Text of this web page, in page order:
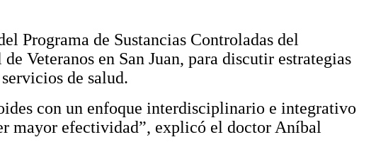
Programa de Sustancias Controladas del
Veteranos en San Juan, para discutir estrategias
de salud.
con un enfoque interdisciplinario e integrativo
mayor efectividad”, explicó el doctor Aníbal